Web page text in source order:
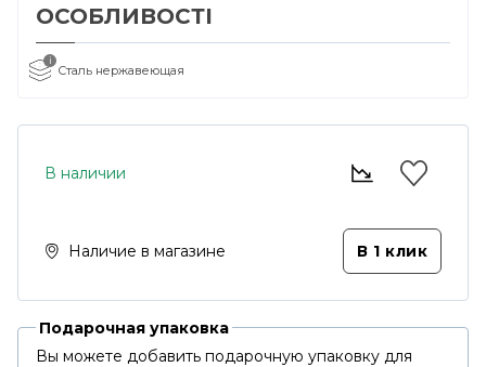
ОСОБЛИВОСТІ
i
Сталь нержавеющая
В наличии
Наличие в магазине В 1 клик
Подарочная упаковка
Вы можете добавить подарочную упаковку для